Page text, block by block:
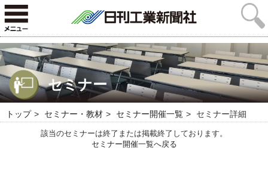
セミナー
トップ セミナー・教材 セミナー開催一覧 セミナー詳細
該当のセミナーは終了または掲載終了しております。
セミナー開催一覧へ戻る